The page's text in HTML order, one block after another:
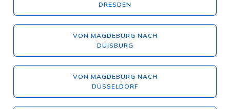
DRESDEN
VON MAGDEBURG NACH
DUISBURG
VON MAGDEBURG NACH
DÜSSELDORF